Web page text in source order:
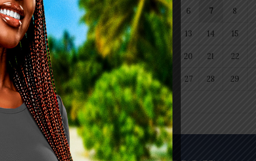
3 4 5 6 7 8
10 11 12 13 14 15
17 18 20 21 22
24 25 26 27 28 29
31
« Juil